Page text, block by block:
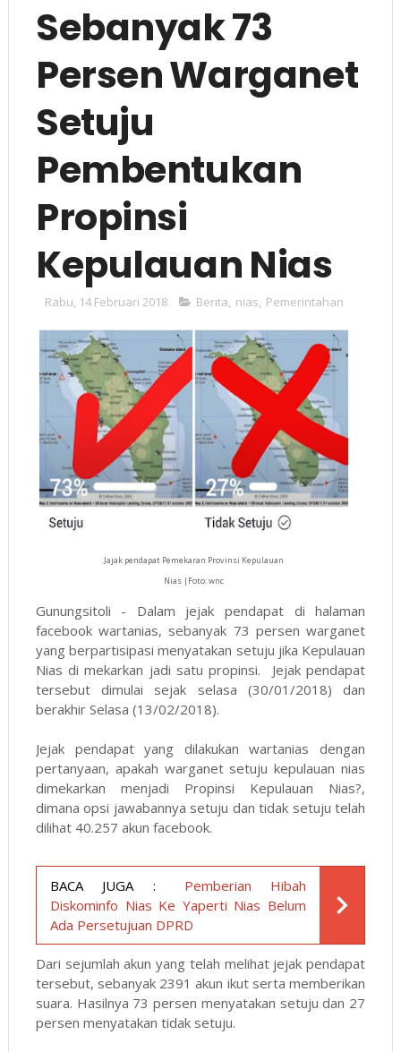
Sebanyak 73
Persen Warganet
Setuju
Pembentukan
Propinsi
Kepulauan Nias
Rabu, 14 Februari 2018 Berita, nias, Pemerintahan
Jajak pendapat Pemekaran Provinsi Kepulauan
Nias |Foto: wnc
Gunungsitoli - Dalam jejak pendapat di halaman
facebook wartanias, sebanyak 73 persen warganet
yang berpartisipasi menyatakan setuju jika Kepulauan
Nias di mekarkan jadi satu propinsi. Jejak pendapat
tersebut dimulai sejak selasa (30/01/2018) dan
berakhir Selasa (13/02/2018).
Jejak pendapat yang dilakukan wartanias dengan
pertanyaan, apakah warganet setuju kepulauan nias
dimekarkan menjadi Propinsi Kepulauan Nias?,
dimana opsi jawabannya setuju dan tidak setuju telah
dilihat 40.257 akun facebook.
BACA JUGA :
Pemberian Hibah
Diskominfo Nias Ke Yaperti Nias Belum
Ada Persetujuan DPRD
Dari sejumlah akun yang telah melihat jejak pendapat
tersebut, sebanyak 2391 akun ikut serta memberikan
suara. Hasilnya 73 persen menyatakan setuju dan 27
persen menyatakan tidak setuju.